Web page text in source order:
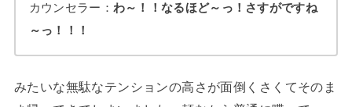
カウンセラー： わ～！！なるほど～っ！さすがですね
～っ！！！
みたいな無駄なテンションの高さが面倒くさくてそのま